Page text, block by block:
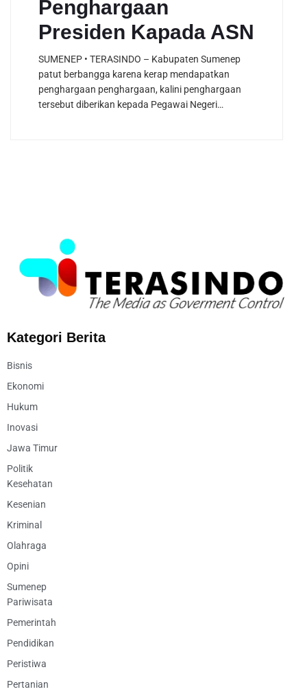
Penghargaan
Presiden Kapada ASN
SUMENEP • TERASINDO – Kabupaten Sumenep
patut berbangga karena kerap mendapatkan
penghargaan penghargaan, kalini penghargaan
tersebut diberikan kepada Pegawai Negeri…
Kategori Berita
Bisnis
Ekonomi
Hukum
Inovasi
Jawa Timur
Politik
Kesehatan
Kesenian
Kriminal
Olahraga
Opini
Sumenep
Pariwisata
Pemerintah
Pendidikan
Peristiwa
Pertanian